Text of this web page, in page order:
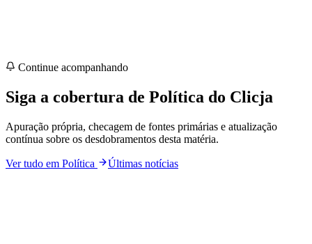
Continue acompanhando
Siga a cobertura de Política do Clicja
Apuração própria, checagem de fontes primárias e atualização
contínua sobre os desdobramentos desta matéria.
Ver tudo em Política Últimas notícias